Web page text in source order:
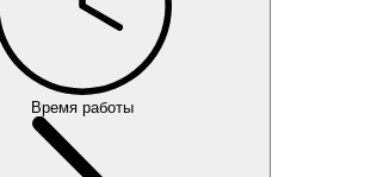
Время работы